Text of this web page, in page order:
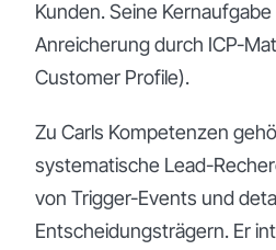
Kunden. Seine
Anreicherung durch ICP-
Customer Profile).
Zu Carls Kompetenzen
systematische Lead-
von Trigger-Events und
Entscheidungsträgern. Er